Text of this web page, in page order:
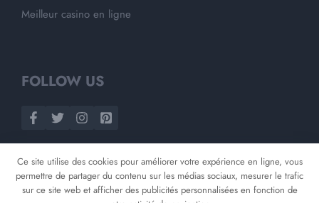
Meilleur casino en ligne
FOLLOW US
Ce site utilise des cookies pour améliorer votre expérience en ligne, vous
permettre de partager du contenu sur les médias sociaux, mesurer le trafic
sur ce site web et afficher des publicités personnalisées en fonction de